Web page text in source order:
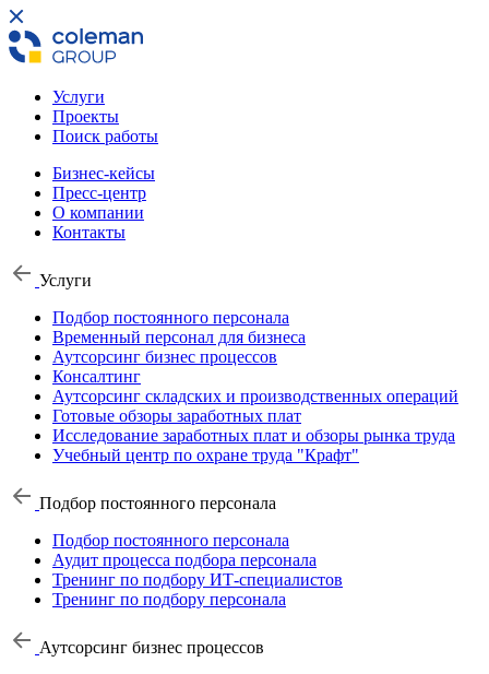
Услуги
Проекты
Поиск работы
Бизнес-кейсы
Пресс-центр
О компании
Контакты
Услуги
Подбор постоянного персонала
Временный персонал для бизнеса
Аутсорсинг бизнес процессов
Консалтинг
Аутсорсинг складских и производственных операций
Готовые обзоры заработных плат
Исследование заработных плат и обзоры рынка труда
Учебный центр по охране труда "Крафт"
Подбор постоянного персонала
Подбор постоянного персонала
Аудит процесса подбора персонала
Тренинг по подбору ИТ-специалистов
Тренинг по подбору персонала
Аутсорсинг бизнес процессов